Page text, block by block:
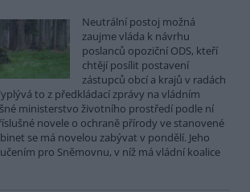
Neutrální postoj možná
zaujme vláda k návrhu
poslanců opoziční ODS, kteří
chtějí posílit postavení
zástupců obcí a krajů v radách
to z předkládací zprávy na vládním
ministerstvo životního prostředí podle ní
novele o ochraně přírody ve stanovené
se má novelou zabývat v pondělí. Jeho
pro Sněmovnu, v níž má vládní koalice